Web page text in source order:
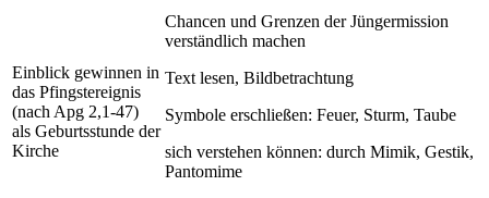
Einblick gewinnen in
das Pfingstereignis
(nach Apg 2,1-47)
als Geburtsstunde der
Kirche
Chancen und Grenzen der Jüngermission
verständlich machen
Text lesen, Bildbetrachtung
Symbole erschließen: Feuer, Sturm, Taube
sich verstehen können: durch Mimik, Gestik,
Pantomime